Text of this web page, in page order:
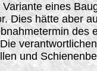
eines
Dies hätte aber
und